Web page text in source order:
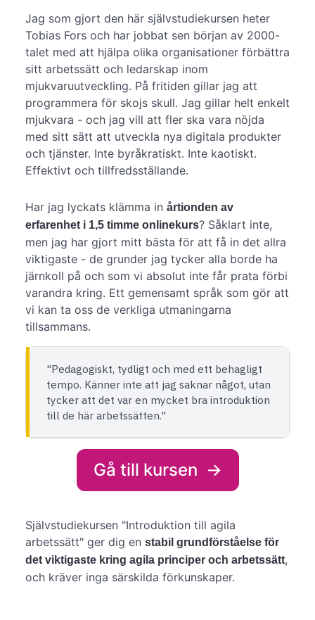
Jag som gjort den här självstudiekursen heter
Tobias Fors och har jobbat sen början av 2000-
talet med att hjälpa olika organisationer förbättra
sitt arbetssätt och ledarskap inom
mjukvaruutveckling. På fritiden gillar jag att
programmera för skojs skull. Jag gillar helt enkelt
mjukvara - och jag vill att fler ska vara nöjda
med sitt sätt att utveckla nya digitala produkter
och tjänster. Inte byråkratiskt. Inte kaotiskt.
Effektivt och tillfredsställande.
Har jag lyckats klämma in årtionden av
erfarenhet i 1,5 timme onlinekurs? Såklart inte,
men jag har gjort mitt bästa för att få in det allra
viktigaste - de grunder jag tycker alla borde ha
järnkoll på och som vi absolut inte får prata förbi
varandra kring. Ett gemensamt språk som gör att
vi kan ta oss de verkliga utmaningarna
tillsammans.
"Pedagogiskt, tydligt och med ett behagligt
tempo. Känner inte att jag saknar något, utan
tycker att det var en mycket bra introduktion
till de här arbetssätten."
Gå till kursen →
Självstudiekursen "Introduktion till agila
arbetssätt" ger dig en stabil grundförståelse för
det viktigaste kring agila principer och arbetssätt,
och kräver inga särskilda förkunskaper.